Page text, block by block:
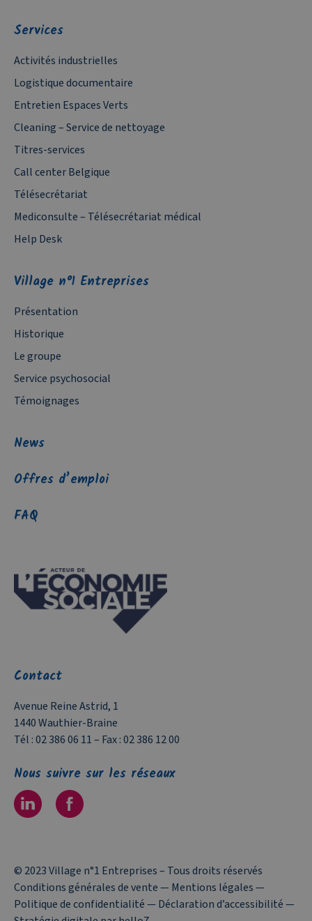
Services
Activités industrielles
Logistique documentaire
Entretien Espaces Verts
Cleaning – Service de nettoyage
Titres-services
Call center Belgique
Télésecrétariat
Mediconsulte – Télésecrétariat médical
Help Desk
Village n°1 Entreprises
Présentation
Historique
Le groupe
Service psychosocial
Témoignages
News
Offres d’emploi
FAQ
Contact
Avenue Reine Astrid, 1
1440 Wauthier-Braine
Tél :02 386 06 11– Fax :02 386 12 00
Nous suivre sur les réseaux
© 2023 Village n°1 Entreprises – Tous droits réservés
Conditions générales de vente— Mentions légales—
Politique de confidentialité— Déclaration d’accessibilité—